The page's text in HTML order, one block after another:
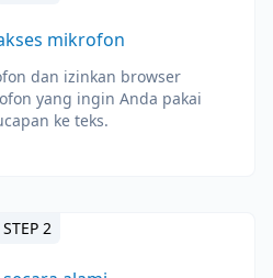
mikrofon
dan izinkan browser
yang ingin Anda pakai
ke teks.
STEP 2